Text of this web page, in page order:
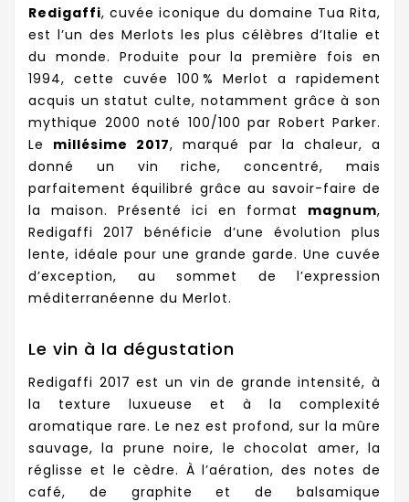
Redigaffi, cuvée iconique du domaine Tua Rita,
est l’un des Merlots les plus célèbres d’Italie et
du monde. Produite pour la première fois en
1994, cette cuvée 100 % Merlot a rapidement
acquis un statut culte, notamment grâce à son
mythique 2000 noté 100/100 par Robert Parker.
Le millésime 2017, marqué par la chaleur, a
donné un vin riche, concentré, mais
parfaitement équilibré grâce au savoir-faire de
la maison. Présenté ici en format magnum,
Redigaffi 2017 bénéficie d’une évolution plus
lente, idéale pour une grande garde. Une cuvée
d’exception, au sommet de l’expression
méditerranéenne du Merlot.
Le vin à la dégustation
Redigaffi 2017 est un vin de grande intensité, à
la texture luxueuse et à la complexité
aromatique rare. Le nez est profond, sur la mûre
sauvage, la prune noire, le chocolat amer, la
réglisse et le cèdre. À l’aération, des notes de
café, de graphite et de balsamique